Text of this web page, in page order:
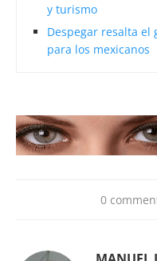
y turismo
Despegar resalta el
para los mexicanos
0